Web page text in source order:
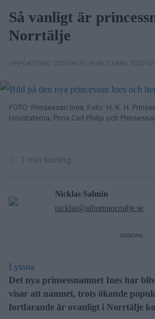
Så vanligt är
Norrtälje
UPPDATERAD 2025-08-20 PUBLICERAD 2025-
FOTO: Prinsessan Ines. Foto: H. K. H.
Hovstaterna; Prins Carl Philip och
1 min läsning
Nicklas Salmin
nicklas@alltomnorrtalje.se
ANNONS
Lyssna
Det nya prinsessnamnet Ines har
visar att namnet, trots ökande
fortfarande är ovanligt i Norrtälje